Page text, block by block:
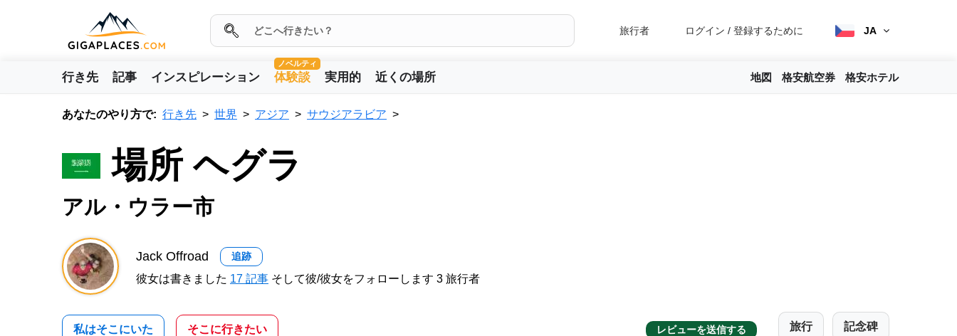
旅行者 ログイン / 登録するために JA
行き先 記事 インスピレーション
ノベルティ
体験談 実用的 近くの場所 地図 格安航空券 格安ホテル
あなたのやり方で: 行き先 世界 アジア サウジアラビア
場所 ヘグラ
アル・ウラー市
Jack Offroad 追跡
彼女は書きました 17 記事 そして彼/彼女をフォローします 3 旅行者
私はそこにいた そこに行きたい レビューを送信する 旅行 記念碑